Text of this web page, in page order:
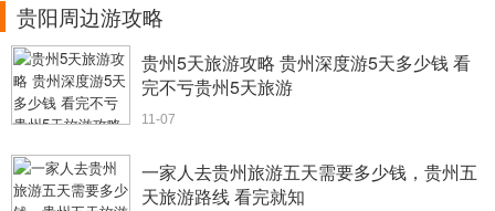
贵阳周边游攻略
贵州5天旅游攻略 贵州深度游5天多少钱 看
完不亏贵州5天旅游
11-07
一家人去贵州旅游五天需要多少钱，贵州五
天旅游路线 看完就知